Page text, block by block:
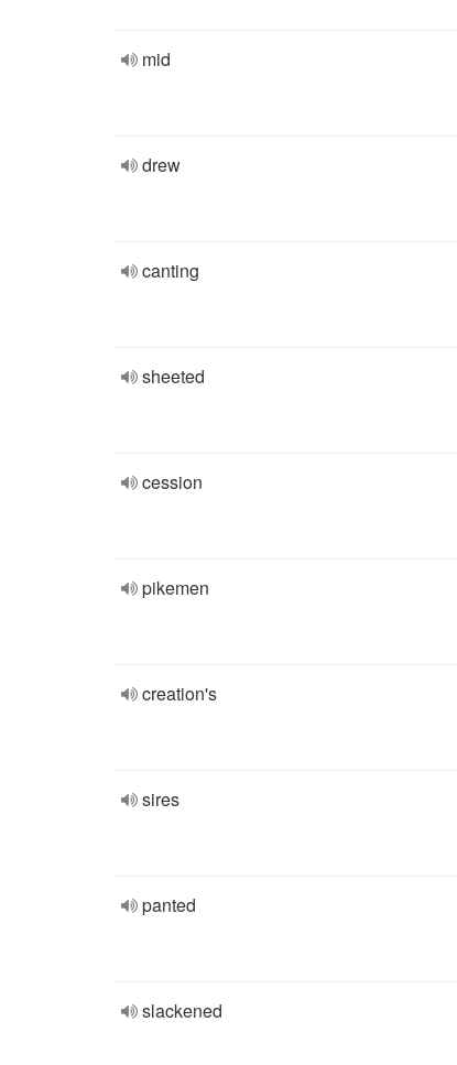
mid
drew
canting
sheeted
cession
pikemen
creation's
sires
panted
slackened